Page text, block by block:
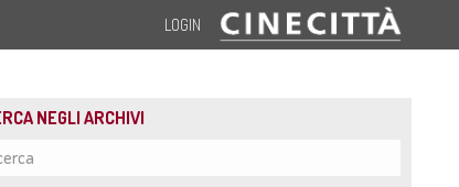
LOGIN
NEGLI ARCHIVI